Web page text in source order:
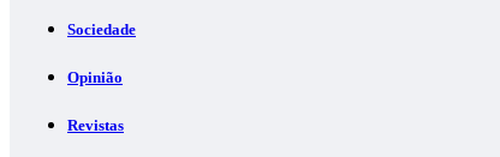
Sociedade
Opinião
Revistas